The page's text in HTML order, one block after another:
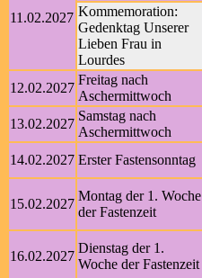
11.02.2027 Kommemoration:
Gedenktag Unserer
Lieben Frau in
Lourdes
12.02.2027
Freitag nach
Aschermittwoch
13.02.2027
Samstag nach
Aschermittwoch
14.02.2027 Erster Fastensonntag
15.02.2027
Montag der 1. Woche
der Fastenzeit
16.02.2027
Dienstag der 1.
Woche der Fastenzeit